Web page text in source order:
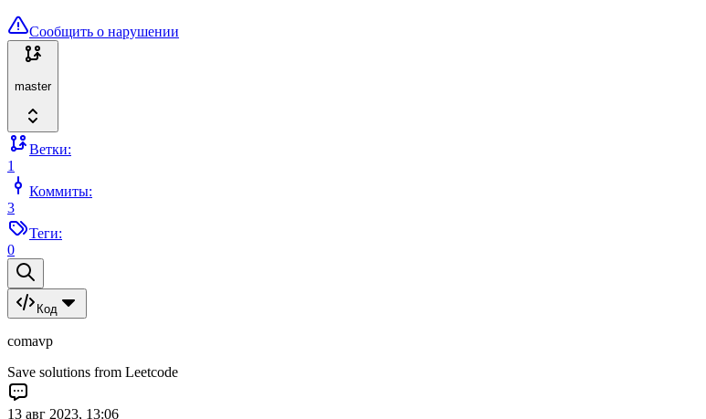
Сообщить о нарушении
master
Ветки:
1
Коммиты:
3
Теги:
0
Код
comavp
Save solutions from Leetcode
13 авг 2023, 13:06